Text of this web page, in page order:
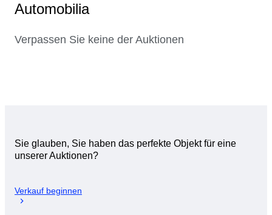
Automobilia
Verpassen Sie keine der Auktionen
Sie glauben, Sie haben das perfekte Objekt für eine
unserer Auktionen?
Verkauf beginnen